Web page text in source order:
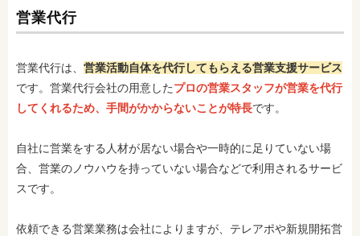
営業代行
営業代行は、 営業活動自体を代行してもらえる営業支援サービス
です。営業代行会社の用意したプロの営業スタッフが営業を代行
してくれるため、手間がかからないことが特長です。
自社に営業をする人材が居ない場合や一時的に足りていない場
合、営業のノウハウを持っていない場合などで利用されるサービ
スです。
依頼できる営業業務は会社によりますが、テレアポや新規開拓営